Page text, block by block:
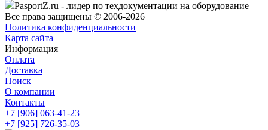
PasportZ.ru - лидер по техдокументации на оборудование
Все права защищены © 2006-2026
Политика конфиденциальности
Карта сайта
Информация
Оплата
Доставка
Поиск
О компании
Контакты
+7 [906] 063-41-23
+7 [925] 726-35-03